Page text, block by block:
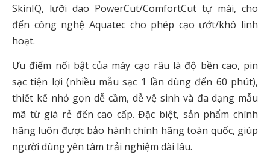
SkinIQ, lưỡi dao PowerCut/ComfortCut tự mài, cho
đến công nghệ Aquatec cho phép cạo ướt/khô linh
hoạt.
Ưu điểm nổi bật của máy cạo râu là độ bền cao, pin
sạc tiện lợi (nhiều mẫu sạc 1 lần dùng đến 60 phút),
thiết kế nhỏ gọn dễ cầm, dễ vệ sinh và đa dạng mẫu
mã từ giá rẻ đến cao cấp. Đặc biệt, sản phẩm chính
hãng luôn được bảo hành chính hãng toàn quốc, giúp
người dùng yên tâm trải nghiệm dài lâu.